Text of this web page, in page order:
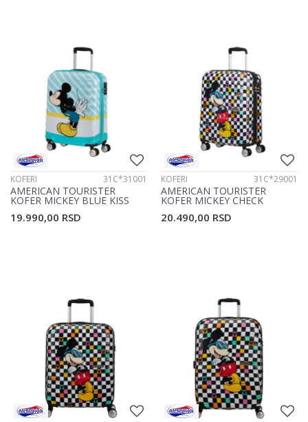
KOFERI 31C*31001
AMERICAN TOURISTER
KOFER MICKEY BLUE KISS
19.990,00 RSD
KOFERI 31C*29001
AMERICAN TOURISTER
KOFER MICKEY CHECK
20.490,00 RSD